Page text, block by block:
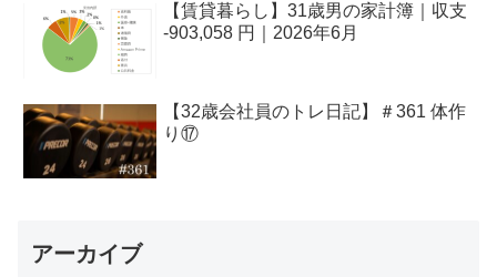
【賃貸暮らし】31歳男の家計簿｜収支
-903,058 円｜2026年6月
【32歳会社員のトレ日記】＃361 体作
り⑰
アーカイブ